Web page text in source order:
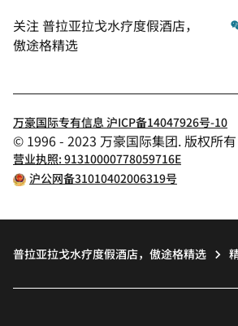
关注普拉亚拉戈水疗度假酒店，
傲途格精选
万豪国际专有信息 沪ICP备14047926号-10
© 1996 - 2023 万豪国际集团. 版权所有
营业执照: 91310000778059716E
沪公网备31010402006319号
普拉亚拉戈水疗度假酒店，傲途格精选